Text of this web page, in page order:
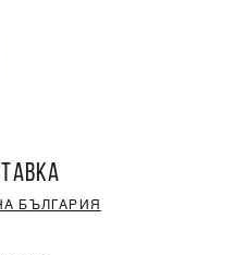
БЪЛГАРИЯ